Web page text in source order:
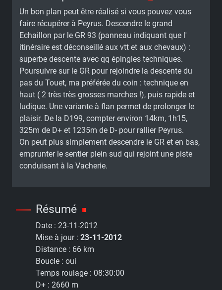
Un bon plan peut être réalisé si vous pouvez vous
faire récupérer à Peyrus. Descendre le grand
Echaillon par le GR 93 (panneau indiquant que l'
itinéraire est déconseillé aux vtt et aux chevaux) :
superbe descente avec qq épingles techniques.
Poursuivre sur le GR pour rejoindre la descente du
pas du Touet, ma préférée du coin : technique en
haut ( 2 très très grosses marches !), puis rapide et
ludique. Une variante à flan permet de prolonger le
plaisir. De la D199, compter environ 14km, 1h15,
325m de D+ et 1235m de D- pour rallier Peyrus.
On peut plus simplement descendre le GR et en bas,
emprunter le sentier plein sud qui rejoint une piste
conduisant à la Vacherie.
Résumé
Date : 23-11-2012
Mise à jour : 23-11-2012
Distance : 66 km
Boucle : oui
Temps roulage : 08:30:00
D+ : 2660 m